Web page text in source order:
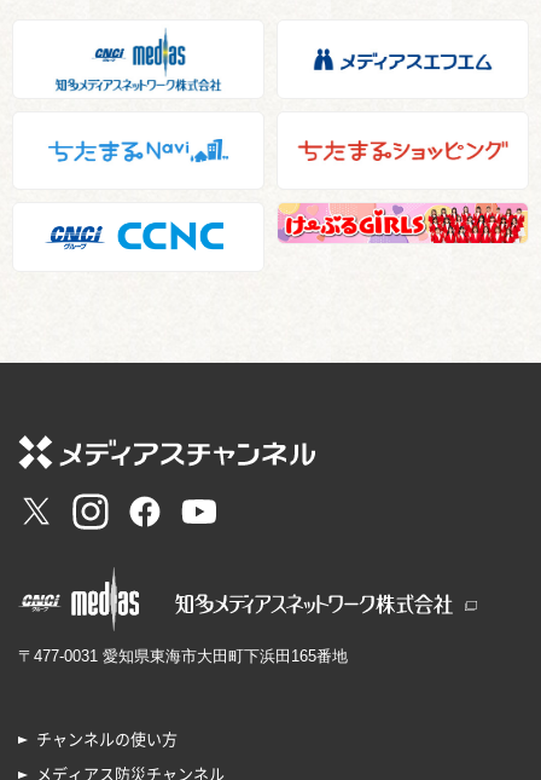
〒477-0031 愛知県東海市大田町下浜田165番地
チャンネルの使い方
メディアス防災チャンネル